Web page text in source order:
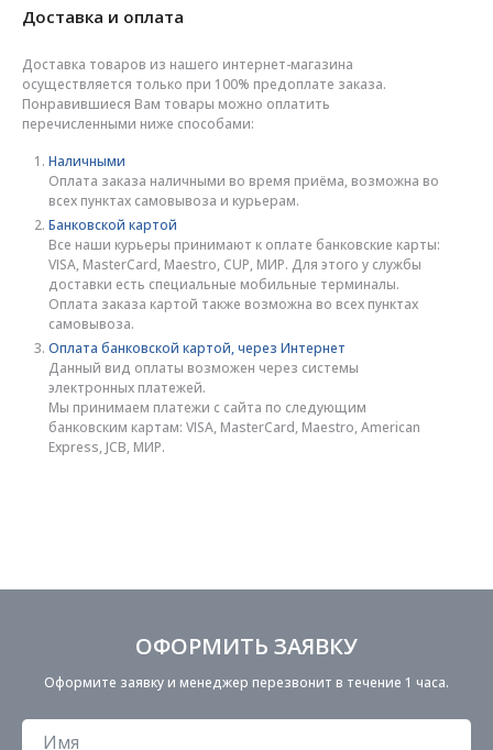
Доставка и оплата
Доставка товаров из нашего интернет-магазина
осуществляется только при 100% предоплате заказа.
Понравившиеся Вам товары можно оплатить
перечисленными ниже способами:
Наличными
Оплата заказа наличными во время приёма, возможна во
всех пунктах самовывоза и курьерам.
Банковской картой
Все наши курьеры принимают к оплате банковские карты:
VISA, MasterCard, Maestro, CUP, МИР. Для этого у службы
доставки есть специальные мобильные терминалы.
Оплата заказа картой также возможна во всех пунктах
самовывоза.
Оплата банковской картой, через Интернет
Данный вид оплаты возможен через системы
электронных платежей.
Мы принимаем платежи с сайта по следующим
банковским картам: VISA, MasterCard, Maestro, American
Express, JCB, МИР.
ОФОРМИТЬ ЗАЯВКУ
Оформите заявку и менеджер перезвонит в течение 1 часа.